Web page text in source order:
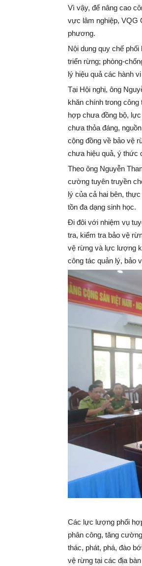
Vì vậy, để nâng cao
vực lâm nghiệp, VQG
phương.
Nội dung quy chế
triển rừng; phòng-
lý hiệu quả các hành
Tại Hội nghị, ông
khăn chính trong
hợp chưa đồng bộ,
chưa thỏa đáng,
cộng đồng về bảo vệ
chưa hiệu quả, ý thức
Theo ông Nguyễn
cường tuyên truyền
lý của cả hai bên,
tồn đa dạng sinh học.
Đi đôi với nhiệm vụ
tra, kiểm tra bảo vệ
vệ rừng và lực lượng
công tác quản lý, bảo
Các lực lượng phối
phân công, tăng
thác, phát, phá, đào
vệ rừng tại các địa